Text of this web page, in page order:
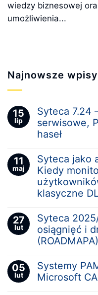
Najnowsze wpisy
15
lip
Syteca 7.24
serwisowe,
haseł
11
maj
Syteca jako
Kiedy
klasyczne
27
lut
Syteca
osiągnięć i
(ROADMAPA)
05
lut
Systemy
Microsoft
wiedzy biznesowej
umożliwienia...